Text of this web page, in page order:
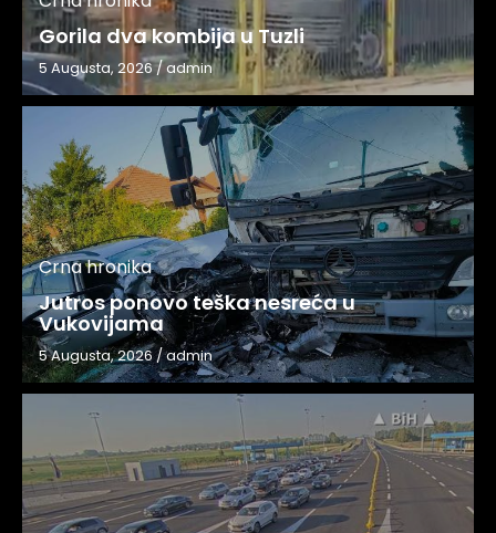
Gorila dva kombija u Tuzli
5 Augusta, 2026/admin
Crna hronika
Jutros ponovo teška nesreća u
Vukovijama
5 Augusta, 2026/admin